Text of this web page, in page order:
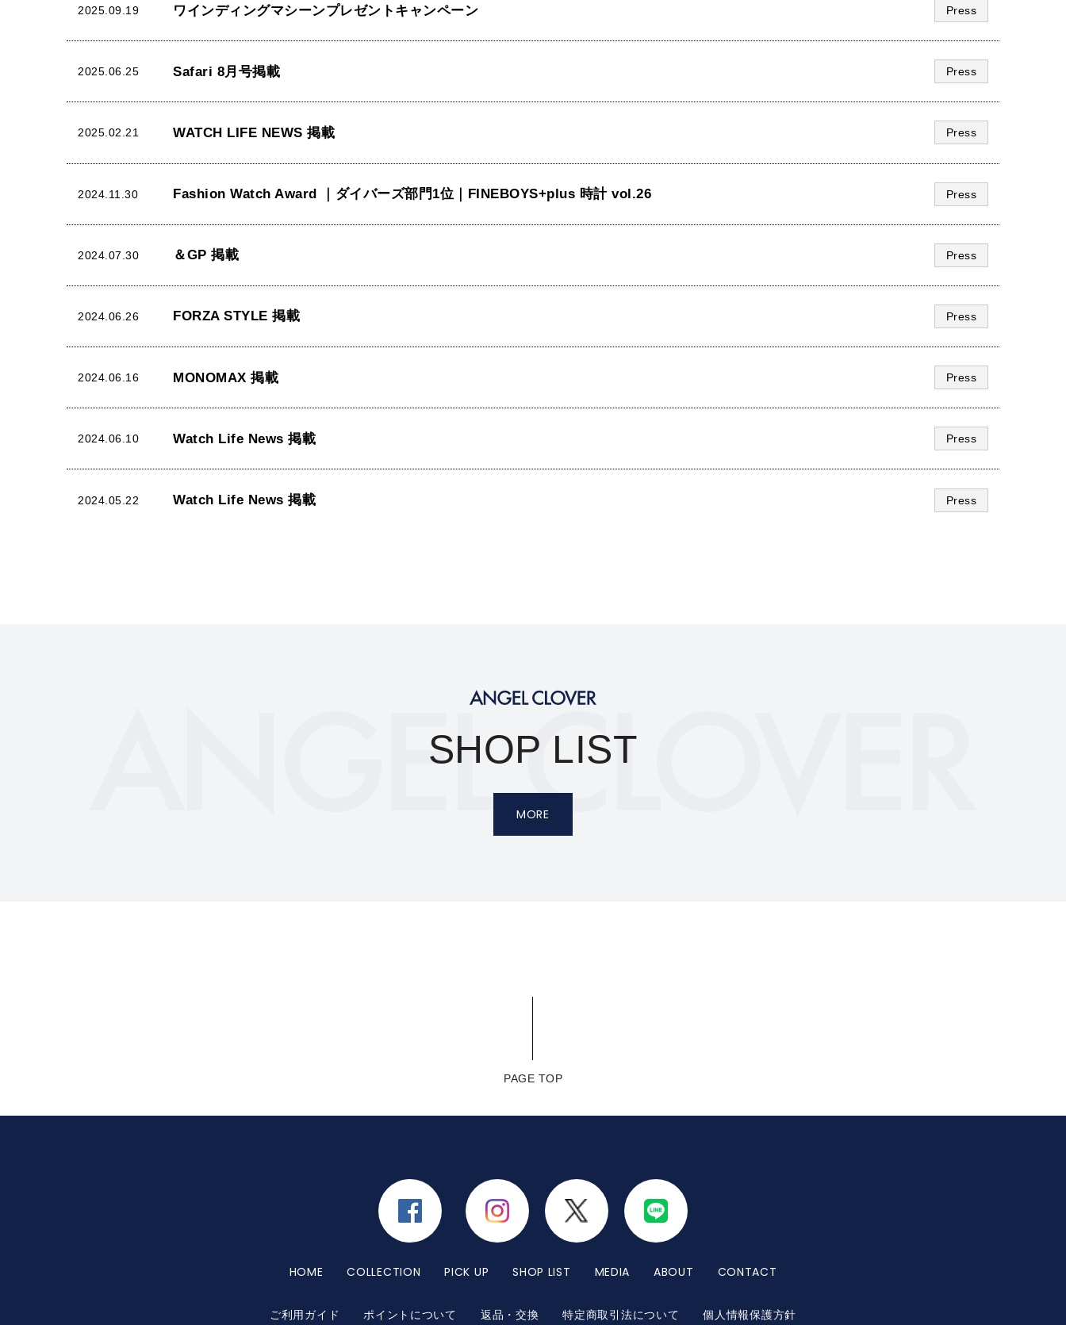
2025.09.19 ワインディングマシーンプレゼントキャンペーン Press
2025.06.25 Safari 8月号掲載 Press
2025.02.21 WATCH LIFE NEWS 掲載 Press
2024.11.30 Fashion Watch Award ｜ダイバーズ部門1位｜FINEBOYS+plus 時計 vol.26 Press
2024.07.30 ＆GP 掲載 Press
2024.06.26 FORZA STYLE 掲載 Press
2024.06.16 MONOMAX 掲載 Press
2024.06.10 Watch Life News 掲載 Press
2024.05.22 Watch Life News 掲載 Press
SHOP LIST
MORE
PAGE TOP
HOME COLLECTION PICK UP SHOP LIST MEDIA ABOUT CONTACT
ご利用ガイド ポイントについて 返品・交換 特定商取引法について 個人情報保護方針